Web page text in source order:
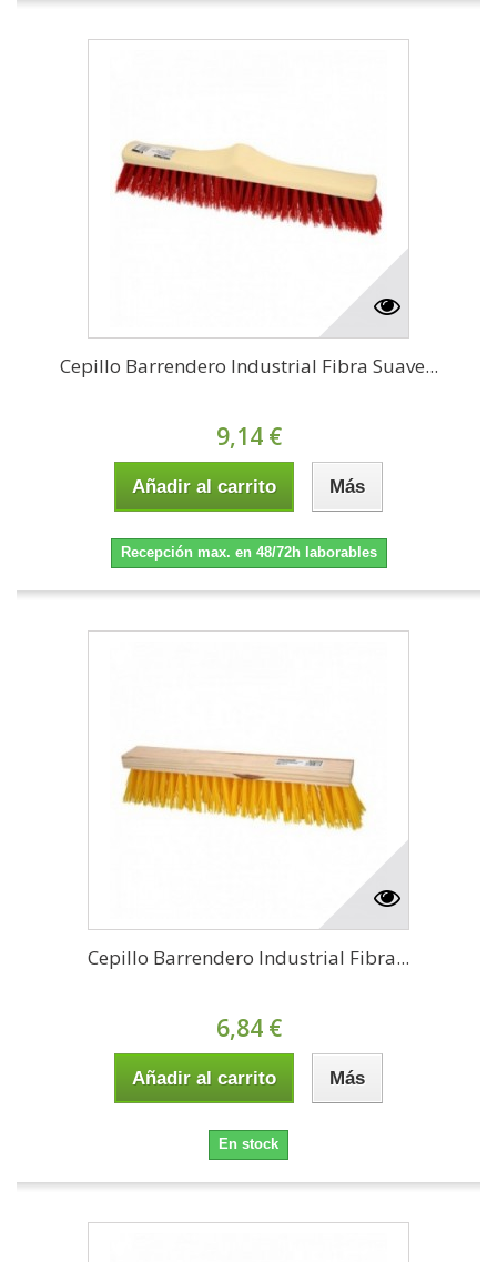
Cepillo Barrendero Industrial Fibra Suave...
9,14 €
Añadir al carrito Más
Recepción max. en 48/72h laborables
Cepillo Barrendero Industrial Fibra...
6,84 €
Añadir al carrito Más
En stock